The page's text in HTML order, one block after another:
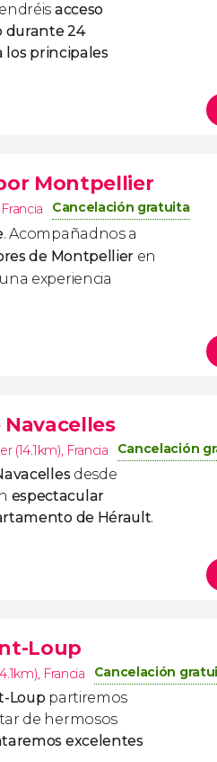
acceso
durante 24
los principales
Montpellier
Francia Cancelación gratuita
. Acompañadnos a
de Montpellier en
una experiencia
(14.1km), Francia Cancelación
desde
espectacular
de Hérault.
Loup
, Francia Cancelación
Louppartiremos
de hermosos
excelentes